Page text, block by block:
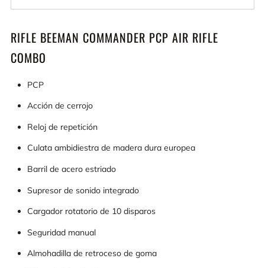
RIFLE BEEMAN COMMANDER PCP AIR RIFLE
COMBO
PCP
Acción de cerrojo
Reloj de repetición
Culata ambidiestra de madera dura europea
Barril de acero estriado
Supresor de sonido integrado
Cargador rotatorio de 10 disparos
Seguridad manual
Almohadilla de retroceso de goma